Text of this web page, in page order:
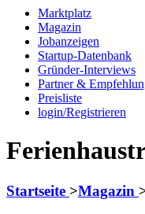
Marktplatz
Magazin
Jobanzeigen
Startup-Datenbank
Gründer-Interviews
Partner &
Preisliste
login/Registrieren
Startseite >Magazin